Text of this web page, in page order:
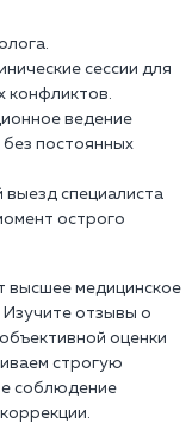
сессии для
конфликтов.
ведение
постоянных
выезд специалиста
острого
высшее медицинское
отзывы о
оценки
строгую
соблюдение